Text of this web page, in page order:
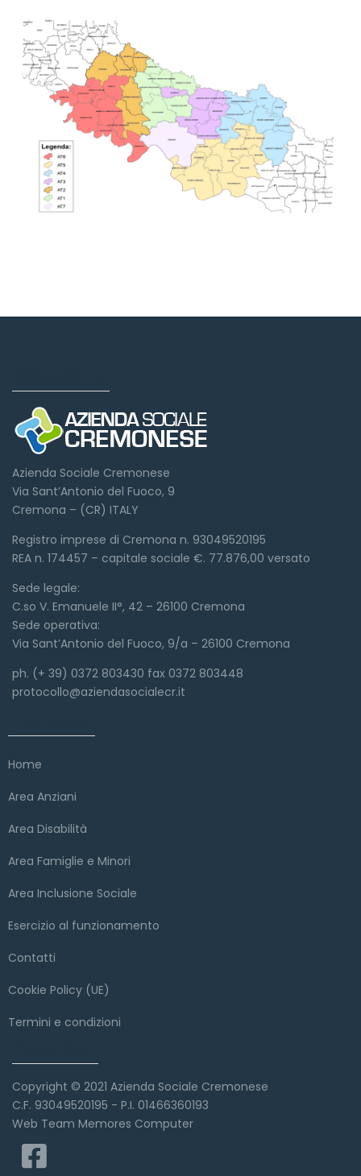
Azienda Sociale Cremonese
Via Sant’Antonio del Fuoco, 9
Cremona – (CR) ITALY
Registro imprese di Cremona n. 93049520195
REA n. 174457 – capitale sociale €. 77.876,00 versato
Sede legale:
C.so V. Emanuele II°, 42 – 26100 Cremona
Sede operativa:
Via Sant’Antonio del Fuoco, 9/a – 26100 Cremona
ph. (+ 39) 0372 803430 fax 0372 803448
protocollo@aziendasocialecr.it
Home
Area Anziani
Area Disabilità
Area Famiglie e Minori
Area Inclusione Sociale
Esercizio al funzionamento
Contatti
Cookie Policy (UE)
Termini e condizioni
Copyright © 2021 Azienda Sociale Cremonese
C.F. 93049520195 - P.I. 01466360193
Web Team Memores Computer